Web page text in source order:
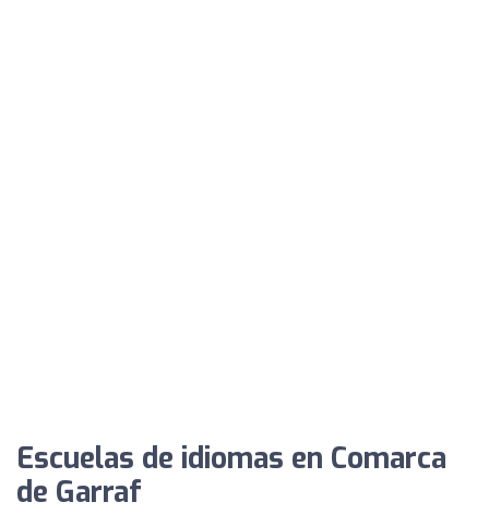
Escuelas de idiomas en Comarca
de Garraf